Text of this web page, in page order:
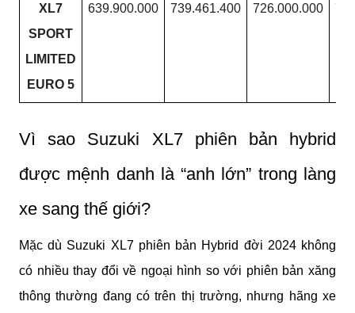
XL7
SPORT
LIMITED
EURO 5
639.900.000 739.461.400 726.000.000
Vì sao Suzuki XL7 phiên bản hybrid
được mệnh danh là “anh lớn” trong làng
xe sang thế giới?
Mặc dù Suzuki XL7 phiên bản Hybrid đời 2024 không
có nhiều thay đổi về ngoại hình so với phiên bản xăng
thông thường đang có trên thị trường, nhưng hãng xe